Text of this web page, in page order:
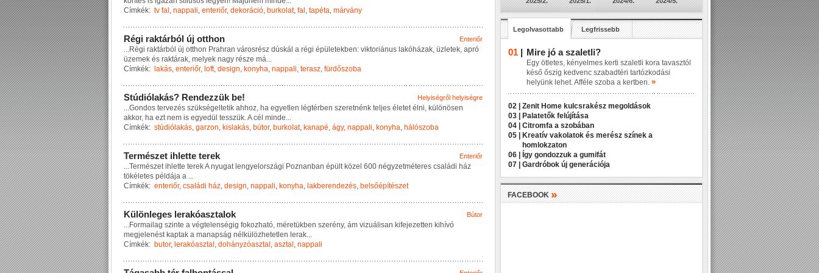
Címkék: tv fal , nappali, enteriőr, dekoráció, burkolat, fal , tapéta, márvány
Enteriőr
Régi raktárból új otthon
...Régi raktárbó új otthon Prahran városrész dúská a régi épü ete kben: vi ktoriánus akóházak, üz ete k, apró
üzeme k és raktárak, me ye k nagy része má...
Címkék:
lakás, enteriőr, loft, design, konyha, nappali, terasz, fürdőszoba
Helyiségről helyiségre
Stúdiólakás? Rendezzük be!
...Gondos tervezés szü ksége teti k ah hoz, ha egyetlen égtérben szeretnén k te jes é etet é ni, kü önösen
akkor, ha ezt nem is egyedü tesszü k.A cé minde...
Címkék: stúdiólakás, garzon, kislakás, bútor, burkolat, kanapé, ágy, nappali, konyha, hálószoba
Enteriőr
Természet ihlette terek
...Természet i h ette tere kA nyugat engye országi Poznanban épü t köze 600 négyzetméteres csa ádi ház
töké etes pé dája a ...
Címkék: enteriőr, családi ház, design, nappali, konyha, lakberendezés, belsőépítészet
Bútor
Különleges lerakóasztalok
...Formai ag szinte a végte enségig fokozható, méretü kben szerény, ám vizuá isan kifejezetten ki hívó
megje enést kaptak a manapság né kü özhetetlen erak...
Címkék: butor, lerakóasztal , dohányzóasztal , asztal , nappali
Legolvasottabb Legfrissebb
01 | Mire jó a szaletli?
Egy ötletes, kényelmes kerti szaletli kora tavasztól
késő őszig kedvenc szabadtéri tartózkodási
helyünk lehet. Afféle szoba a kertben. »
02 |
Zenit Home kulcsrakész megoldások
03 |
Palatetők felújítása
04 |
Citromfa a szobában
05 |
Kreatív vakolatok és merész színek a
homlokzaton
06 |
Így gondozzuk a gumifát
07 |
Gardróbok új generációja
FACEBOOK»